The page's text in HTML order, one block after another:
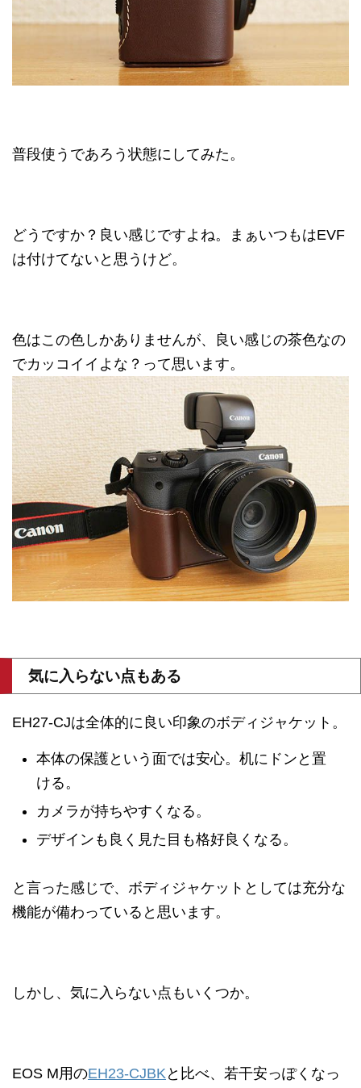
普段使うであろう状態にしてみた。
どうですか？良い感じですよね。まぁいつもはEVF
は付けてないと思うけど。
色はこの色しかありませんが、良い感じの茶色なの
でカッコイイよな？って思います。
気に入らない点もある
EH27-CJは全体的に良い印象のボディジャケット。
本体の保護という面では安心。机にドンと置
ける。
カメラが持ちやすくなる。
デザインも良く見た目も格好良くなる。
と言った感じで、ボディジャケットとしては充分な
機能が備わっていると思います。
しかし、気に入らない点もいくつか。
EOS M用のEH23-CJBK と比べ、若干安っぽくなっ